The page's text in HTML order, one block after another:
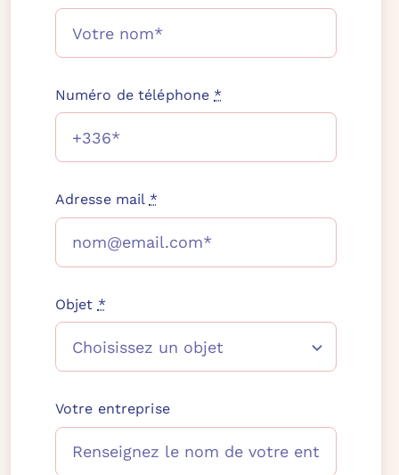
Numéro de téléphone *
Adresse mail *
Objet *
Votre entreprise